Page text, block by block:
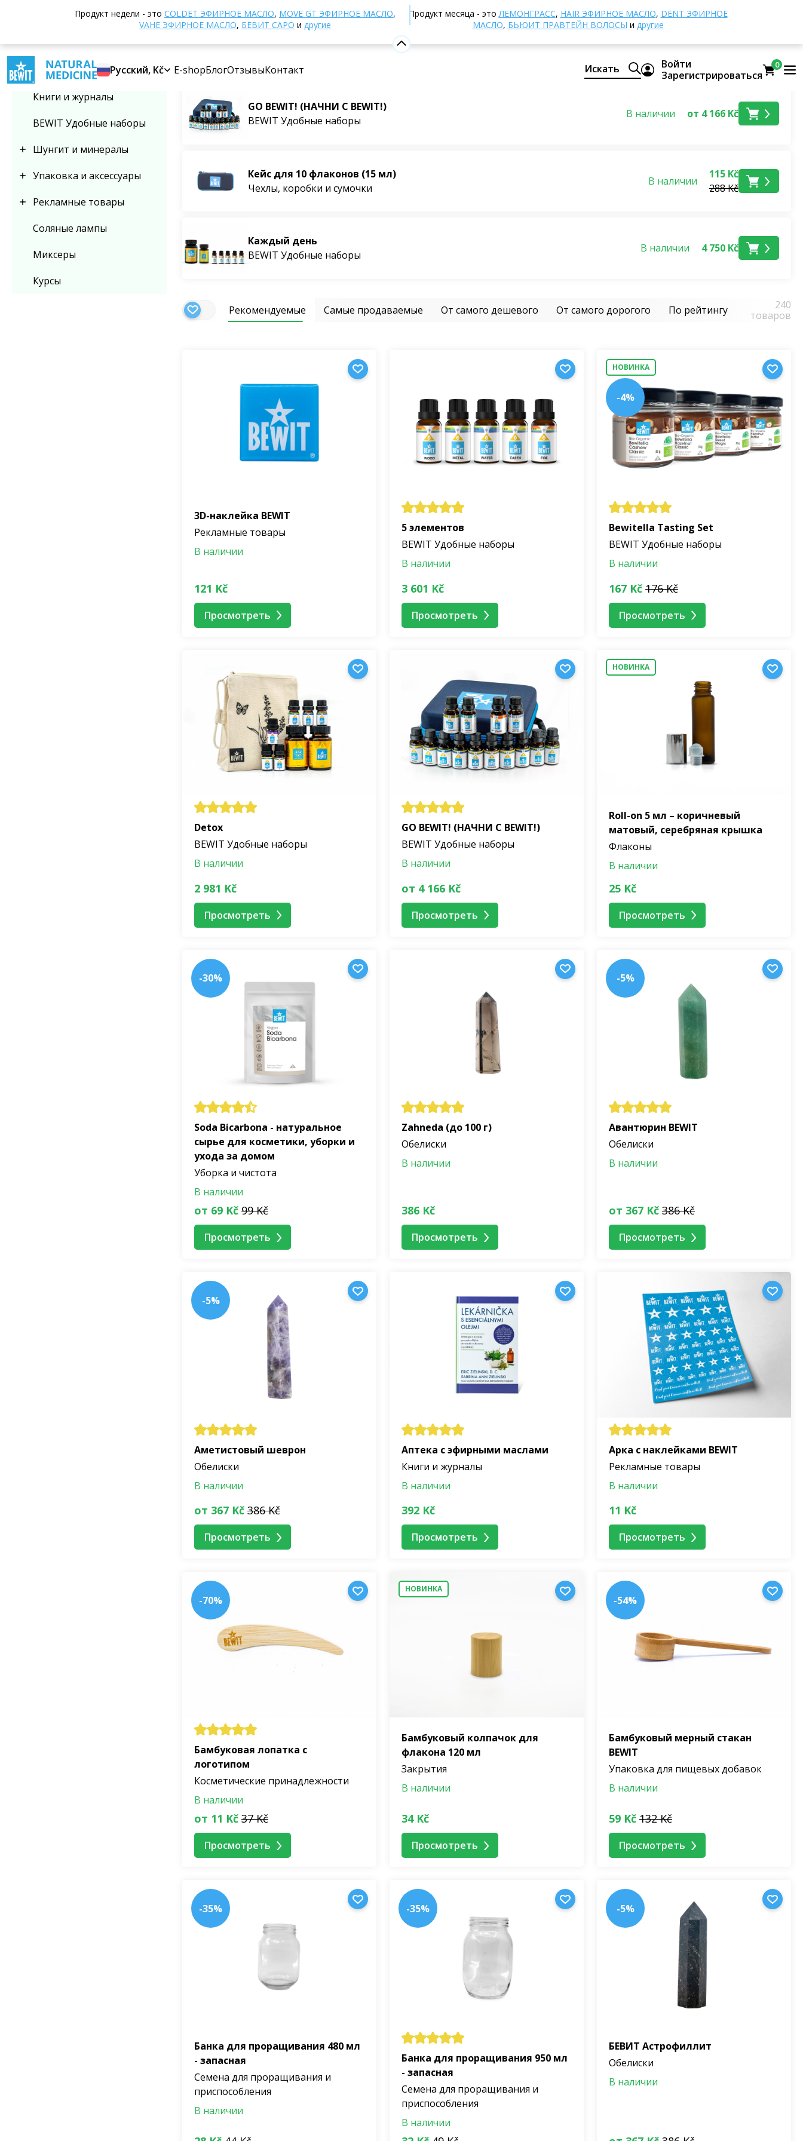
Продукт недели - это COLDET ЭФИРНОЕ МАСЛО, MOVE GT ЭФИРНОЕ МАСЛО,
VAHE ЭФИРНОЕ МАСЛО, БЕВИТ САРО и другие
Продукт месяца - этоЛЕМОНГРАСС, HAIR ЭФИРНОЕ МАСЛО, DENT ЭФИРНОЕ
МАСЛО, БЬЮИТ ПРАВТЕЙН ВОЛОСЫ и другие
Pусский, Kč E-shopБлогОтзывыКонтакт Искать
Войти
Зарегистрироваться
0
Выбрать категорию
Другие продукты
Книги и журналы
BEWIT Удобные наборы
Шунгит и минералы
Упаковка и аксессуары
Рекламные товары
Соляные лампы
Миксеры
Курсы
Другие продукты
Другие продукты
Самые продаваемые
GO BEWIT! (НАЧНИ С BEWIT!)
BEWIT Удобные наборы
В наличии от 4 166 Kč
Кейс для 10 флаконов (15 мл)
Чехлы, коробки и сумочки
В наличии
115 Kč
288 Kč
Каждый день
BEWIT Удобные наборы
В наличии 4 750 Kč
Рекомендуемые Самые продаваемые От самого дешевого От самого дорогого По рейтингу
240
товаров
3D-наклейка BEWIT
Рекламные товары
В наличии
121 Kč
Просмотреть
5 элементов
BEWIT Удобные наборы
В наличии
3 601 Kč
Просмотреть
НОВИНКА
-4%
Bewitella Tasting Set
BEWIT Удобные наборы
В наличии
167 Kč 176 Kč
Просмотреть
Detox
BEWIT Удобные наборы
В наличии
2 981 Kč
Просмотреть
GO BEWIT! (НАЧНИ С BEWIT!)
BEWIT Удобные наборы
В наличии
от 4 166 Kč
Просмотреть
НОВИНКА
Roll-on 5 мл – коричневый
матовый, серебряная крышка
Флаконы
В наличии
25 Kč
Просмотреть
-30%
Soda Bicarbona - натуральное
сырье для косметики, уборки и
ухода за домом
Уборка и чистота
В наличии
от 69 Kč 99 Kč
Просмотреть
Zahneda (до 100 г)
Обелиски
В наличии
386 Kč
Просмотреть
-5%
Авантюрин BEWIT
Обелиски
В наличии
от 367 Kč 386 Kč
Просмотреть
-5%
Аметистовый шеврон
Обелиски
В наличии
от 367 Kč 386 Kč
Просмотреть
Аптека с эфирными маслами
Книги и журналы
В наличии
392 Kč
Просмотреть
Арка с наклейками BEWIT
Рекламные товары
В наличии
11 Kč
Просмотреть
-70%
Бамбуковая лопатка с
логотипом
Косметические принадлежности
В наличии
от 11 Kč 37 Kč
Просмотреть
НОВИНКА
Бамбуковый колпачок для
флакона 120 мл
Закрытия
В наличии
34 Kč
Просмотреть
-54%
Бамбуковый мерный стакан
BEWIT
Упаковка для пищевых добавок
В наличии
59 Kč 132 Kč
Просмотреть
-35%
Банка для проращивания 480 мл
- запасная
Семена для проращивания и
приспособления
В наличии
-35%
Банка для проращивания 950 мл
- запасная
Семена для проращивания и
приспособления
В наличии
-5%
БЕВИТ Астрофиллит
Обелиски
В наличии